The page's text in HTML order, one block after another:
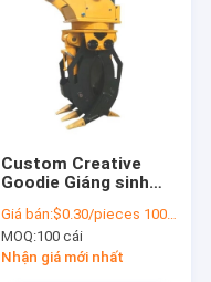
Custom Creative
Goodie Giáng sinh
logo của riêng bạn
cho Xmas Party
trang trí
Giá bán:$0.30/pieces 100-1999 pieces
MOQ:100 cái
Nhận giá mới nhất